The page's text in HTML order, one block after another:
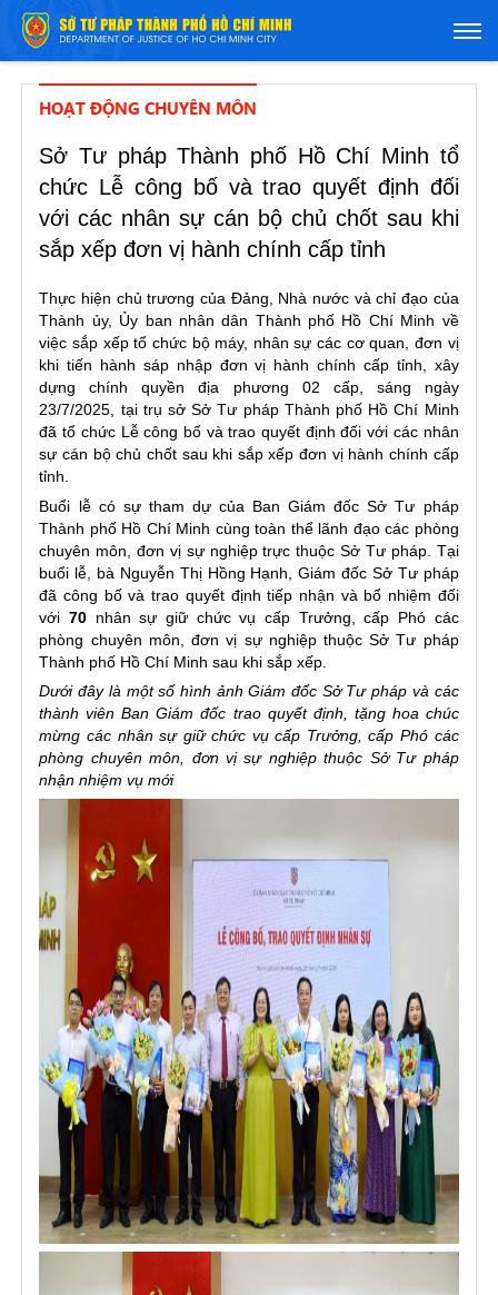
HOẠT ĐỘNG CHUYÊN MÔN
Sở Tư pháp Thành phố Hồ Chí Minh tổ
chức Lễ công bố và trao quyết định đối
với các nhân sự cán bộ chủ chốt sau khi
sắp xếp đơn vị hành chính cấp tỉnh
Thực hiện chủ trương của Đảng, Nhà nước và chỉ đạo của
Thành ủy, Ủy ban nhân dân Thành phố Hồ Chí Minh về
việc sắp xếp tổ chức bộ máy, nhân sự các cơ quan, đơn vị
khi tiến hành sáp nhập đơn vị hành chính cấp tỉnh, xây
dựng chính quyền địa phương 02 cấp, sáng ngày
23/7/2025, tại trụ sở Sở Tư pháp Thành phố Hồ Chí Minh
đã tổ chức Lễ công bố và trao quyết định đối với các nhân
sự cán bộ chủ chốt sau khi sắp xếp đơn vị hành chính cấp
tỉnh.
Buổi lễ có sự tham dự của Ban Giám đốc Sở Tư pháp
Thành phố Hồ Chí Minh cùng toàn thể lãnh đạo các phòng
chuyên môn, đơn vị sự nghiệp trực thuộc Sở Tư pháp. Tại
buổi lễ, bà Nguyễn Thị Hồng Hạnh, Giám đốc Sở Tư pháp
đã công bố và trao quyết định tiếp nhận và bổ nhiệm đối
với70 nhân sự giữ chức vụ cấp Trưởng, cấp Phó các
phòng chuyên môn, đơn vị sự nghiệp thuộc Sở Tư pháp
Thành phố Hồ Chí Minh sau khi sắp xếp.
Dưới đây là một số hình ảnh Giám đốc Sở Tư pháp và các
thành viên Ban Giám đốc trao quyết định, tặng hoa chúc
mừng các nhân sự giữ chức vụ cấp Trưởng, cấp Phó các
phòng chuyên môn, đơn vị sự nghiệp thuộc Sở Tư pháp
nhận nhiệm vụ mới